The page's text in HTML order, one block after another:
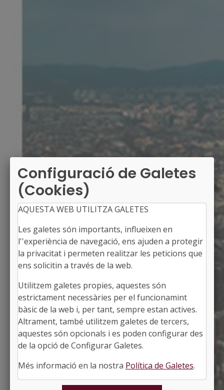
NAVARCLES
Alcaldessa: Alba Pérez i Subirana
El Bages, Barcelona
Població: 6.276
Superfície: 5,52 km2
http://www.navarcles.cat
#NAVARCLES
Municipis
Configuració de Galetes
(Cookies)
AQUESTA WEB UTILITZA GALETES
Les galetes són importants, influeixen en
l''experiència de navegació, ens ajuden a protegir
la privacitat i permeten realitzar les peticions que
ens solicitin a través de la web.
Utilitzem galetes propies, aquestes són
estrictament necessàries per el funcionamint
bàsic de la web i, per tant, sempre estan actives.
Altrament, també utilitzem galetes de tercers,
aquestes són opcionals i es poden configurar des
de la opció de Configurar Galetes.
Més informació en la nostra Política de Galetes.